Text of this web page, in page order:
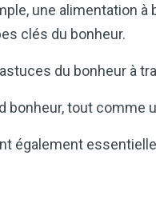
une alimentation à
clés du bonheur.
du bonheur à
bonheur, tout comme
également